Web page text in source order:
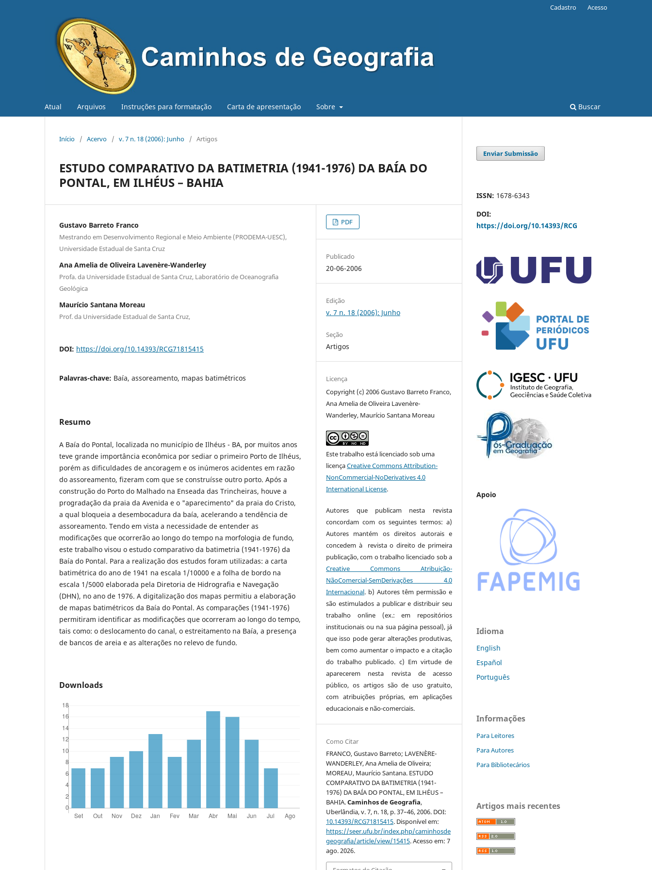
Atual Arquivos Instruções para formatação Carta de apresentação Sobre Buscar
Cadastro Acesso
Início / Acervo / v. 7 n. 18 (2006): Junho / Artigos
ESTUDO COMPARATIVO DA BATIMETRIA (1941-1976) DA BAÍA DO
PONTAL, EM ILHÉUS – BAHIA
Gustavo Barreto Franco
Mestrando em Desenvolvimento Regional e Meio Ambiente (PRODEMA-UESC),
Universidade Estadual de Santa Cruz
Ana Amelia de Oliveira Lavenère-Wanderley
Profa. da Universidade Estadual de Santa Cruz, Laboratório de Oceanografia
Geológica
Maurício Santana Moreau
Prof. da Universidade Estadual de Santa Cruz,
DOI: https://doi.org/10.14393/RCG71815415
Palavras-chave: Baía, assoreamento, mapas batimétricos
Resumo
A Baía do Pontal, localizada no município de Ilhéus - BA, por muitos anos
teve grande importância econômica por sediar o primeiro Porto de Ilhéus,
porém as dificuldades de ancoragem e os inúmeros acidentes em razão
do assoreamento, fizeram com que se construísse outro porto. Após a
construção do Porto do Malhado na Enseada das Trincheiras, houve a
progradação da praia da Avenida e o "aparecimento" da praia do Cristo,
a qual bloqueia a desembocadura da baía, acelerando a tendência de
assoreamento. Tendo em vista a necessidade de entender as
modificações que ocorrerão ao longo do tempo na morfologia de fundo,
este trabalho visou o estudo comparativo da batimetria (1941-1976) da
Baía do Pontal. Para a realização dos estudos foram utilizadas: a carta
batimétrica do ano de 1941 na escala 1/10000 e a folha de bordo na
escala 1/5000 elaborada pela Diretoria de Hidrografia e Navegação
(DHN), no ano de 1976. A digitalização dos mapas permitiu a elaboração
de mapas batimétricos da Baía do Pontal. As comparações (1941-1976)
permitiram identificar as modificações que ocorreram ao longo do tempo,
tais como: o deslocamento do canal, o estreitamento na Baía, a presença
de bancos de areia e as alterações no relevo de fundo.
Downloads
PDF
Publicado
20-06-2006
Edição
v. 7 n. 18 (2006): Junho
Seção
Artigos
Licença
Copyright (c) 2006 Gustavo Barreto Franco,
Ana Amelia de Oliveira Lavenère-
Wanderley, Maurício Santana Moreau
Este trabalho está licenciado sob uma
licençaCreative Commons Attribution-
NonCommercial-NoDerivatives 4.0
International License.
Autores que publicam nesta revista
concordam com os seguintes termos: a)
Autores mantém os direitos autorais e
concedem à revista o direito de primeira
publicação, com o trabalho licenciado sob a
Creative Commons Atribuição-
NãoComercial-SemDerivações 4.0
Internacional. b) Autores têm permissão e
são estimulados a publicar e distribuir seu
trabalho online (ex.: em repositórios
institucionais ou na sua página pessoal), já
que isso pode gerar alterações produtivas,
bem como aumentar o impacto e a citação
do trabalho publicado. c) Em virtude de
aparecerem nesta revista de acesso
público, os artigos são de uso gratuito,
com atribuições próprias, em aplicações
educacionais e não-comerciais.
Como Citar
FRANCO, Gustavo Barreto; LAVENÈRE-
WANDERLEY, Ana Amelia de Oliveira;
MOREAU, Maurício Santana. ESTUDO
COMPARATIVO DA BATIMETRIA (1941-
1976) DA BAÍA DO PONTAL, EM ILHÉUS –
BAHIA.Caminhos de Geografia,
Uberlândia, v. 7, n. 18, p. 37–46, 2006. DOI:
10.14393/RCG71815415. Disponível em:
https://seer.ufu.br/index.php/caminhosde
geografia/article/view/15415. Acesso em: 7
ago. 2026.
Enviar Submissão
ISSN: 1678-6343
DOI:
https://doi.org/10.14393/RCG
Apoio
Idioma
English
Español
Português
Informações
Para Leitores
Para Autores
Para Bibliotecários
Artigos mais recentes